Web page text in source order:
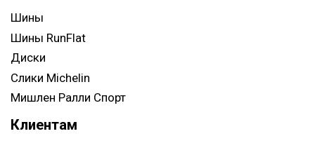
Шины
Шины RunFlat
Диски
Слики Michelin
Мишлен Ралли Спорт
Клиентам